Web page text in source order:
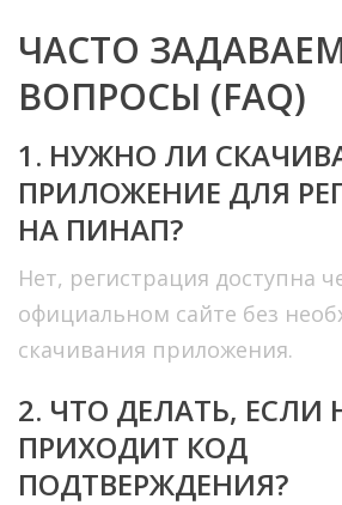
ЧАСТО
ВОПРОСЫ (FAQ)
1. НУЖНО ЛИ
ПРИЛОЖЕНИЕ ДЛЯ
НА ПИНАП?
Нет, регистрация доступна
официальном сайте без
скачивания приложения.
2. ЧТО ДЕЛАТЬ, ЕСЛИ
ПРИХОДИТ КОД
ПОДТВЕРЖДЕНИЯ?